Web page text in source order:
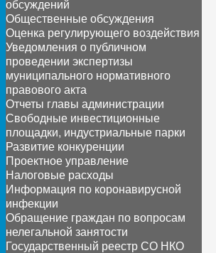
обсуждений
Общественные обсуждения
Оценка регулирующего воздействия
Уведомления о публичном
проведении экспертизы
муниципального нормативного
правового акта
Отчеты главы администрации
Свободные инвестиционные
площадки, индустриальные парки
Развитие конкуренции
Проектное управление
Налоговые расходы
Информация по коронавирусной
инфекции
Обращение граждан по вопросам
нелегальной занятости
Государственный реестр СО НКО